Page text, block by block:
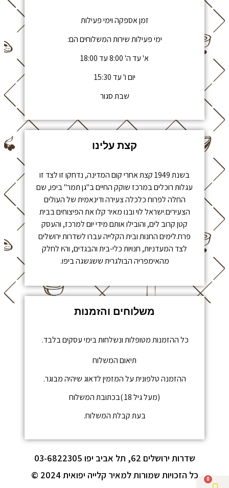
0
זמן אספקה וימי פעילות
ימי פעילות שירות המשלוחים הם:
א' עד ה' 8:00 עד 18:00
יום ו' עד 15:30
שבת סגור
קצת עלינו
בשנת 1949 קצת אחרי קום המדינה, נדחקו זו לצד זו
עגלות רוכלים במרכז שוקק החיים ב"גן תמר" ביפו, שם
החלה לפרוח כלכלה צעירה ודינאמית של העולים
הצעירים.ישראל לוי ובנו מאיר קלו את הפיצוחים בבית
קטן קרוב לים, והובילו אותם מידי יום למרכז, והעסק
פרח.לימים החנות ובית הקלייה עברו לשדרות ירושלים
לצד המעדניות, חנויות כלי-בית והבגדים, והיו לחלק
מהאימפריה הבולגרית ששגשגה ביפו.
משלוחים והזמנות
כל ההזמנות מטופלות ונשלחות בימי עסקים בלבד.
תיאום המשלוח
ההזמנה טלפונית על המזמין לדאוג שיהיה מבוגר.
(מעל גיל 18 )בכתובת המשלוח
בעת קבלת המשלוח.
שדרות ירושלים 62, תל אביב יפו 03-6822305
כל הזכויות שמורות למאיר קלייה יפואית 2024 ©